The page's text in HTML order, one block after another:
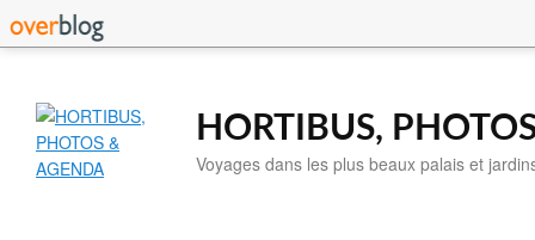
HORTIBUS,
Voyages dans les plus beaux palais et